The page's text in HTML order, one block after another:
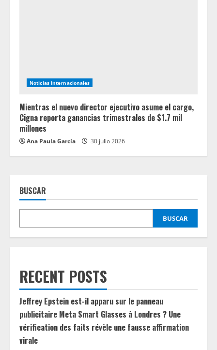
Noticias Internacionales
Mientras el nuevo director ejecutivo asume el cargo,
Cigna reporta ganancias trimestrales de $1.7 mil
millones
Ana Paula García 30 julio 2026
BUSCAR
BUSCAR
RECENT POSTS
Jeffrey Epstein est-il apparu sur le panneau
publicitaire Meta Smart Glasses à Londres ? Une
vérification des faits révèle une fausse affirmation
virale